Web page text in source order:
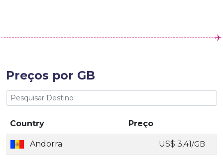
Preços por GB
Country Preço
Andorra US$ 3,41/GB